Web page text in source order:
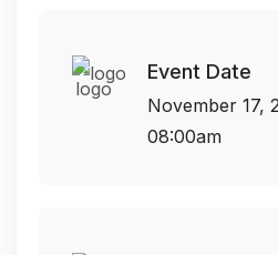
Event Date
November 17,
08:00am